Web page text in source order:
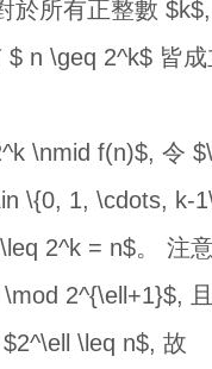
於所有正整數 $k$,
n \geq 2^k$ 皆成
\nmid f(n)$, 令
\{0, 1, \cdots, k-
2^k = n$。 注
2^{\ell+1}$, 且
\leq n$, 故